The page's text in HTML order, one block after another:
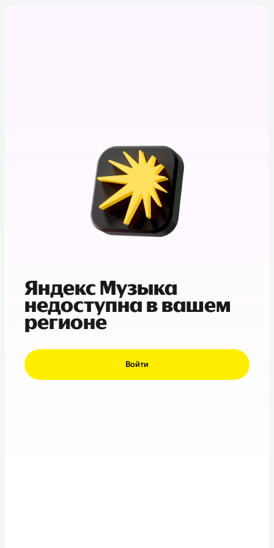
Яндекс Музыка
недоступна в вашем
регионе
Войти